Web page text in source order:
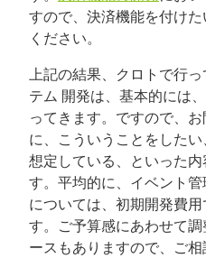
すので、決済機能を付け
ください。
上記の結果、クロトで行
テム 開発は、基本的には
ってきます。ですので、
に、こういうことをした
想定している、といった
す。平均的に、イベント
については、初期開発費
す。ご予算感にあわせて
ースもありますので、ご相